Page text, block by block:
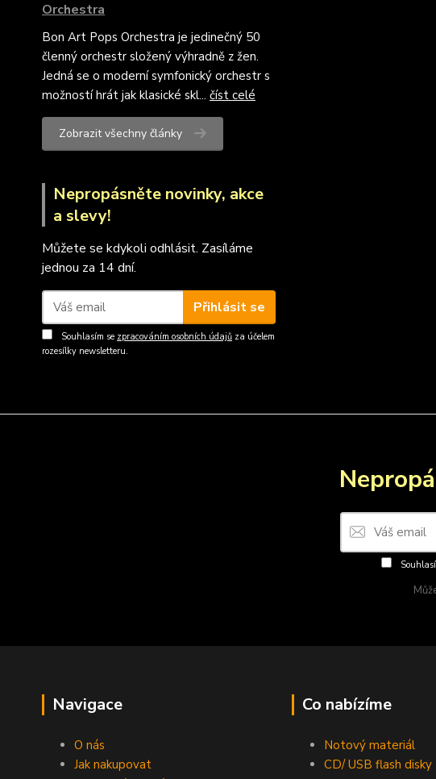
Orchestra
Bon Art Pops Orchestra je jedinečný 50
členný orchestr složený výhradně z žen.
Jedná se o moderní symfonický orchestr s
možností hrát jak klasické skl... číst celé
Zobrazit všechny články
Nepropásněte novinky, akce
a slevy!
Můžete se kdykoli odhlásit. Zasíláme
jednou za 14 dní.
Přihlásit se
Souhlasím se zpracováním osobních údajů za účelem
rozesílky newsletteru.
Navigace
O nás
Jak nakupovat
Co nabízíme
Notový materiál
CD/ USB flash disky